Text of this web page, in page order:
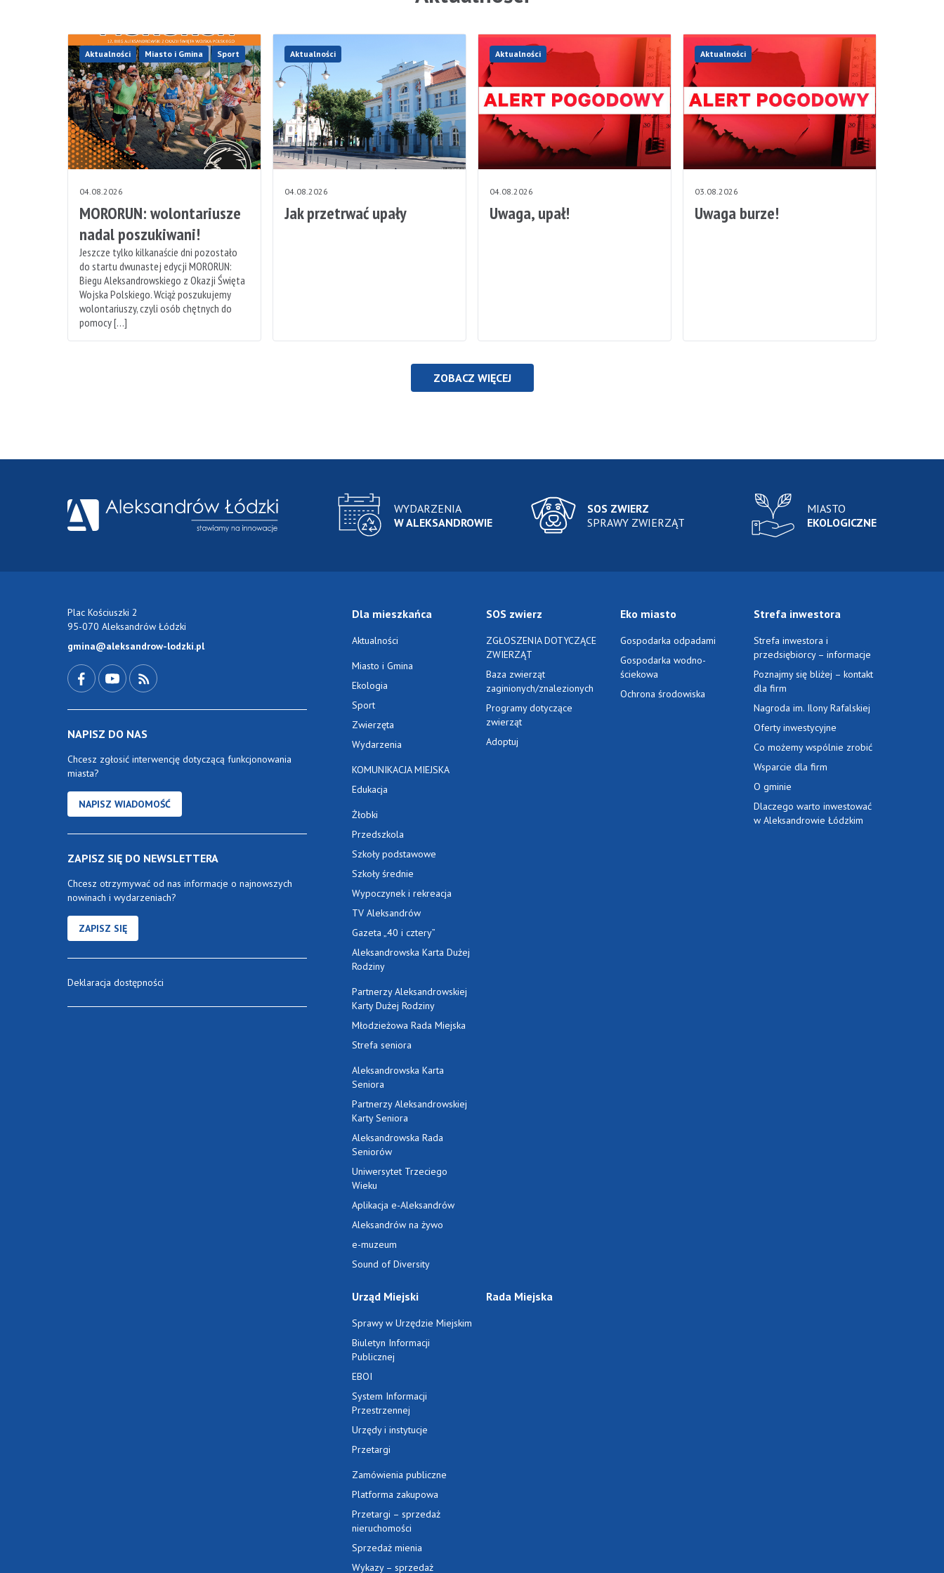
Aktualności Miasto i Gmina Sport
04.08.2026
MORORUN: wolontariusze
nadal poszukiwani!
Jeszcze tylko kilkanaście dni pozostało
do startu dwunastej edycji MORORUN:
Biegu Aleksandrowskiego z Okazji Święta
Wojska Polskiego. Wciąż poszukujemy
wolontariuszy, czyli osób chętnych do
pomocy […]
Aktualności
04.08.2026
Jak przetrwać upały
Aktualności
04.08.2026
Uwaga, upał!
Aktualności
03.08.2026
Uwaga burze!
ZOBACZ WIĘCEJ
WYDARZENIA
W ALEKSANDROWIE
SOS ZWIERZ
SPRAWY ZWIERZĄT
MIASTO
EKOLOGICZNE
Plac Kościuszki 2
95-070 Aleksandrów Łódzki
gmina@aleksandrow-lodzki.pl
NAPISZ DO NAS
Chcesz zgłosić interwencję dotyczącą funkcjonowania
miasta?
NAPISZ WIADOMOŚĆ
ZAPISZ SIĘ DO NEWSLETTERA
Chcesz otrzymywać od nas informacje o najnowszych
nowinach i wydarzeniach?
ZAPISZ SIĘ
Deklaracja dostępności
Dla mieszkańca
Aktualności
Miasto i Gmina
Ekologia
Sport
Zwierzęta
Wydarzenia
KOMUNIKACJA MIEJSKA
Edukacja
Żłobki
Przedszkola
Szkoły podstawowe
Szkoły średnie
Wypoczynek i rekreacja
TV Aleksandrów
Gazeta „40 i cztery”
Aleksandrowska Karta Dużej
Rodziny
Partnerzy Aleksandrowskiej
Karty Dużej Rodziny
Młodzieżowa Rada Miejska
Strefa seniora
Aleksandrowska Karta
Seniora
Partnerzy Aleksandrowskiej
Karty Seniora
Aleksandrowska Rada
Seniorów
Uniwersytet Trzeciego
Wieku
Aplikacja e-Aleksandrów
Aleksandrów na żywo
e-muzeum
Sound of Diversity
SOS zwierz
ZGŁOSZENIA DOTYCZĄCE
ZWIERZĄT
Baza zwierząt
zaginionych/znalezionych
Programy dotyczące
zwierząt
Adoptuj
Eko miasto
Gospodarka odpadami
Gospodarka wodno-
ściekowa
Ochrona środowiska
Strefa inwestora
Strefa inwestora i
przedsiębiorcy – informacje
Poznajmy się bliżej – kontakt
dla firm
Nagroda im. Ilony Rafalskiej
Oferty inwestycyjne
Co możemy wspólnie zrobić
Wsparcie dla firm
O gminie
Dlaczego warto inwestować
w Aleksandrowie Łódzkim
Urząd Miejski
Sprawy w Urzędzie Miejskim
Biuletyn Informacji
Publicznej
EBOI
System Informacji
Przestrzennej
Urzędy i instytucje
Przetargi
Zamówienia publiczne
Platforma zakupowa
Przetargi – sprzedaż
nieruchomości
Sprzedaż mienia
Wykazy – sprzedaż
Rada Miejska